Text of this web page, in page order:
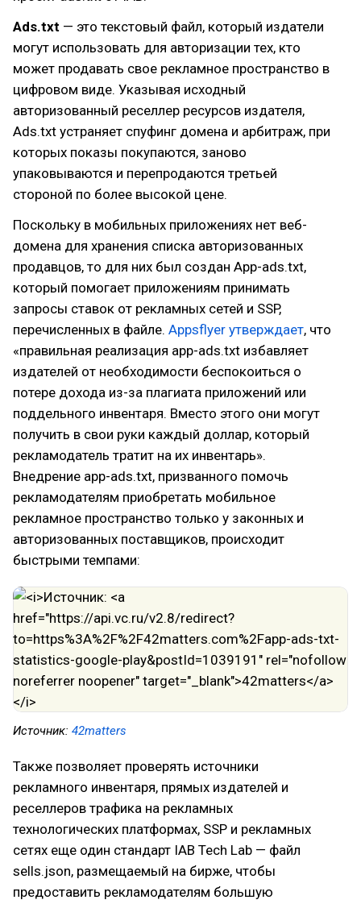
Ads.txt — это текстовый файл, который издатели
могут использовать для авторизации тех, кто
может продавать свое рекламное пространство в
цифровом виде. Указывая исходный
авторизованный реселлер ресурсов издателя,
Ads.txt устраняет спуфинг домена и арбитраж, при
которых показы покупаются, заново
упаковываются и перепродаются третьей
стороной по более высокой цене.
Поскольку в мобильных приложениях нет веб-
домена для хранения списка авторизованных
продавцов, то для них был создан App-ads.txt,
который помогает приложениям принимать
запросы ставок от рекламных сетей и SSP,
перечисленных в файле. Appsflyer утверждает, что
«правильная реализация app-ads.txt избавляет
издателей от необходимости беспокоиться о
потере дохода из-за плагиата приложений или
поддельного инвентаря. Вместо этого они могут
получить в свои руки каждый доллар, который
рекламодатель тратит на их инвентарь».
Внедрение app-ads.txt, призванного помочь
рекламодателям приобретать мобильное
рекламное пространство только у законных и
авторизованных поставщиков, происходит
быстрыми темпами:
Источник: 42matters
Также позволяет проверять источники
рекламного инвентаря, прямых издателей и
реселлеров трафика на рекламных
технологических платформах, SSP и рекламных
сетях еще один стандарт IAB Tech Lab — файл
sells.json, размещаемый на бирже, чтобы
предоставить рекламодателям большую